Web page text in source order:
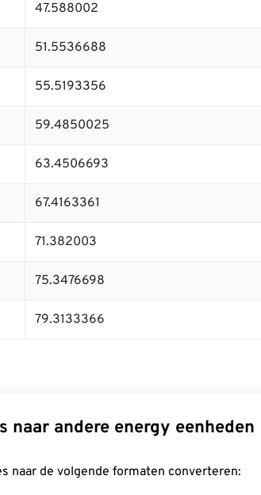
47.588002
51.5536688
55.5193356
59.4850025
63.4506693
67.4163361
71.382003
75.3476698
79.3133366
naar andere energy eenheden
naar de volgende formaten converteren: